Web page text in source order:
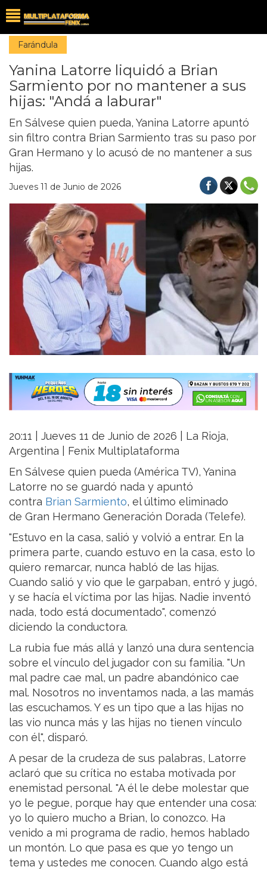
Farándula
Yanina Latorre liquidó a Brian
Sarmiento por no mantener a sus
hijas: "Andá a laburar"
En Sálvese quien pueda, Yanina Latorre apuntó
sin filtro contra Brian Sarmiento tras su paso por
Gran Hermano y lo acusó de no mantener a sus
hijas.
Jueves 11 de Junio de 2026
20:11 | Jueves 11 de Junio de 2026 | La Rioja,
Argentina | Fenix Multiplataforma
En Sálvese quien pueda (América TV), Yanina
Latorre no se guardó nada y apuntó
contra Brian Sarmiento, el último eliminado
de Gran Hermano Generación Dorada (Telefe).
"Estuvo en la casa, salió y volvió a entrar. En la
primera parte, cuando estuvo en la casa, esto lo
quiero remarcar, nunca habló de las hijas.
Cuando salió y vio que le garpaban, entró y jugó,
y se hacía el víctima por las hijas. Nadie inventó
nada, todo está documentado", comenzó
diciendo la conductora.
La rubia fue más allá y lanzó una dura sentencia
sobre el vínculo del jugador con su familia. "Un
mal padre cae mal, un padre abandónico cae
mal. Nosotros no inventamos nada, a las mamás
las escuchamos. Y es un tipo que a las hijas no
las vio nunca más y las hijas no tienen vínculo
con él", disparó.
A pesar de la crudeza de sus palabras, Latorre
aclaró que su crítica no estaba motivada por
enemistad personal. "A él le debe molestar que
yo le pegue, porque hay que entender una cosa:
yo lo quiero mucho a Brian, lo conozco. Ha
venido a mi programa de radio, hemos hablado
un montón. Lo que pasa es que yo tengo un
tema y ustedes me conocen. Cuando algo está